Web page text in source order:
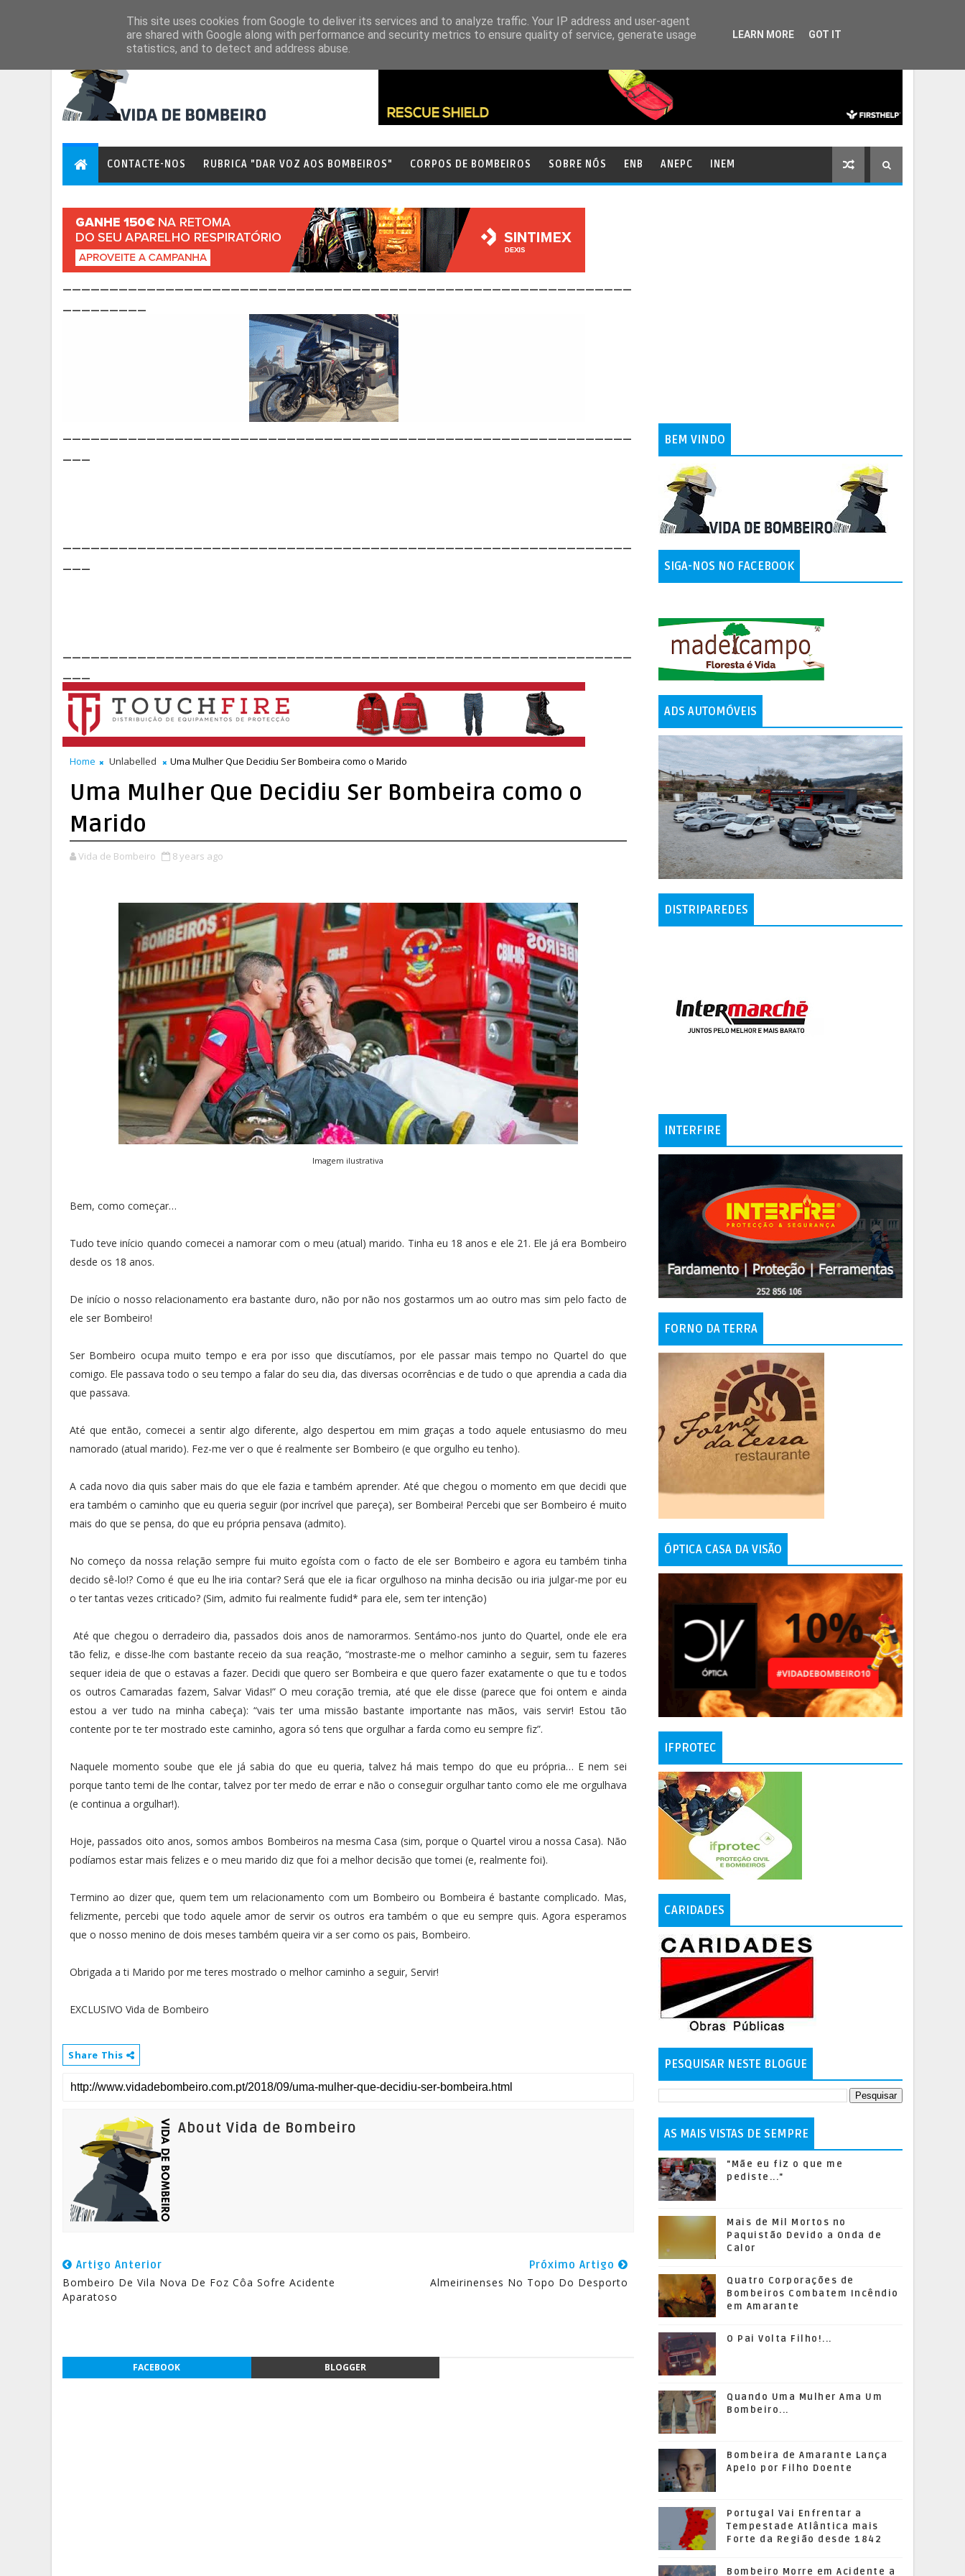
CONTACTE-NOS RUBRICA "DAR VOZ AOS BOMBEIROS" CORPOS DE BOMBEIROS SOBRE NÓS ENB ANEPC INEM
Home Unlabelled Uma Mulher Que Decidiu Ser Bombeira como o Marido
Uma Mulher Que Decidiu Ser Bombeira como o
Marido
Vida de Bombeiro 8 years ago
Imagem ilustrativa
Bem, como começar…
Tudo teve início quando comecei a namorar com o meu (atual) marido. Tinha eu 18 anos e ele 21. Ele já era Bombeiro
desde os 18 anos.
De início o nosso relacionamento era bastante duro, não por não nos gostarmos um ao outro mas sim pelo facto de
ele ser Bombeiro!
Ser Bombeiro ocupa muito tempo e era por isso que discutíamos, por ele passar mais tempo no Quartel do que
comigo. Ele passava todo o seu tempo a falar do seu dia, das diversas ocorrências e de tudo o que aprendia a cada dia
que passava.
Até que então, comecei a sentir algo diferente, algo despertou em mim graças a todo aquele entusiasmo do meu
namorado (atual marido). Fez-me ver o que é realmente ser Bombeiro (e que orgulho eu tenho).
A cada novo dia quis saber mais do que ele fazia e também aprender. Até que chegou o momento em que decidi que
era também o caminho que eu queria seguir (por incrível que pareça), ser Bombeira! Percebi que ser Bombeiro é muito
mais do que se pensa, do que eu própria pensava (admito).
No começo da nossa relação sempre fui muito egoísta com o facto de ele ser Bombeiro e agora eu também tinha
decido sê-lo!? Como é que eu lhe iria contar? Será que ele ia ficar orgulhoso na minha decisão ou iria julgar-me por eu
o ter tantas vezes criticado? (Sim, admito fui realmente fudid* para ele, sem ter intenção)
Até que chegou o derradeiro dia, passados dois anos de namorarmos. Sentámo-nos junto do Quartel, onde ele era
tão feliz, e disse-lhe com bastante receio da sua reação, “mostraste-me o melhor caminho a seguir, sem tu fazeres
sequer ideia de que o estavas a fazer. Decidi que quero ser Bombeira e que quero fazer exatamente o que tu e todos
os outros Camaradas fazem, Salvar Vidas!” O meu coração tremia, até que ele disse (parece que foi ontem e ainda
estou a ver tudo na minha cabeça): “vais ter uma missão bastante importante nas mãos, vais servir! Estou tão
contente por te ter mostrado este caminho, agora só tens que orgulhar a farda como eu sempre fiz”.
Naquele momento soube que ele já sabia do que eu queria, talvez há mais tempo do que eu própria… E nem sei
porque tanto temi de lhe contar, talvez por ter medo de errar e não o conseguir orgulhar tanto como ele me orgulhava
(e continua a orgulhar!).
Hoje, passados oito anos, somos ambos Bombeiros na mesma Casa (sim, porque o Quartel virou a nossa Casa). Não
podíamos estar mais felizes e o meu marido diz que foi a melhor decisão que tomei (e, realmente foi).
Termino ao dizer que, quem tem um relacionamento com um Bombeiro ou Bombeira é bastante complicado. Mas,
felizmente, percebi que todo aquele amor de servir os outros era também o que eu sempre quis. Agora esperamos
que o nosso menino de dois meses também queira vir a ser como os pais, Bombeiro.
Obrigada a ti Marido por me teres mostrado o melhor caminho a seguir, Servir!
EXCLUSIVO Vida de Bombeiro
Share This
About Vida de Bombeiro
Artigo Anterior
Bombeiro De Vila Nova De Foz Côa Sofre Acidente
Aparatoso
Próximo Artigo
Almeirinenses No Topo Do Desporto
FACEBOOK BLOGGER
BEM VINDO
SIGA-NOS NO FACEBOOK
ADS AUTOMÓVEIS
DISTRIPAREDES
INTERFIRE
FORNO DA TERRA
ÓPTICA CASA DA VISÃO
IFPROTEC
CARIDADES
PESQUISAR NESTE BLOGUE
AS MAIS VISTAS DE SEMPRE
"Mãe eu fiz o que me
pediste..."
Mais de Mil Mortos no
Paquistão Devido a Onda de
Calor
Quatro Corporações de
Bombeiros Combatem Incêndio
em Amarante
O Pai Volta Filho!...
Quando Uma Mulher Ama Um
Bombeiro...
Bombeira de Amarante Lança
Apelo por Filho Doente
Portugal Vai Enfrentar a
Tempestade Atlântica mais
Forte da Região desde 1842
Bombeiro Morre em Acidente a
This site uses cookies from Google to deliver its services and to analyze traffic. Your IP address and user-agent
are shared with Google along with performance and security metrics to ensure quality of service, generate usage
statistics, and to detect and address abuse.
LEARN MORE GOT IT